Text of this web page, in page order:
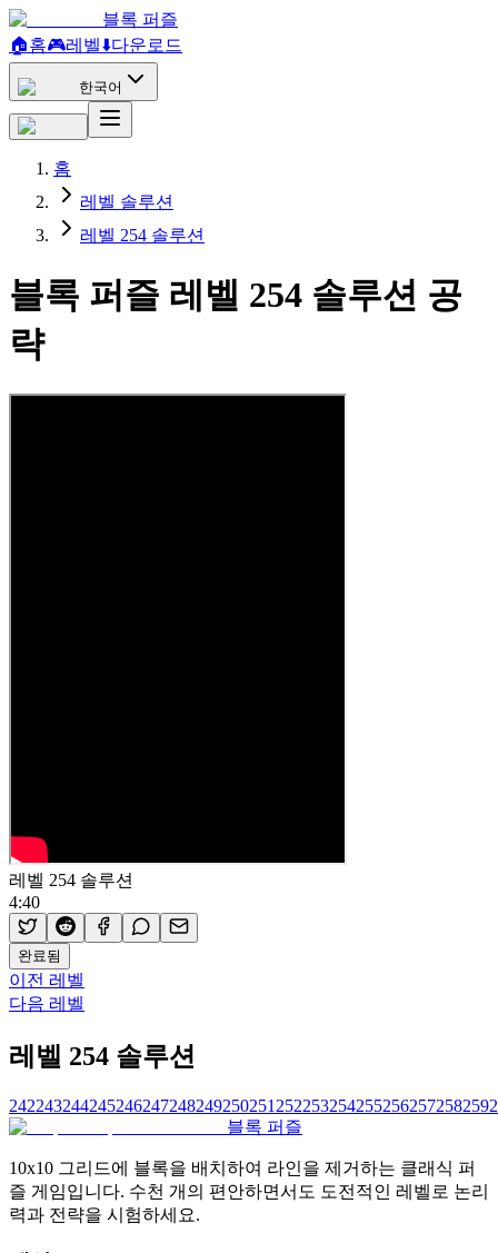
블록 퍼즐
🏠홈🎮레벨⬇️다운로드
한국어
홈
레벨 솔루션
레벨 254 솔루션
블록 퍼즐 레벨 254 솔루션 공
략
레벨 254 솔루션
4:40
완료됨
이전 레벨
다음 레벨
레벨 254 솔루션
242243244245246247248249250251 252253254255256257258259
블록 퍼즐
10x10 그리드에 블록을 배치하여 라인을 제거하는 클래식 퍼
즐 게임입니다. 수천 개의 편안하면서도 도전적인 레벨로 논리
력과 전략을 시험하세요.